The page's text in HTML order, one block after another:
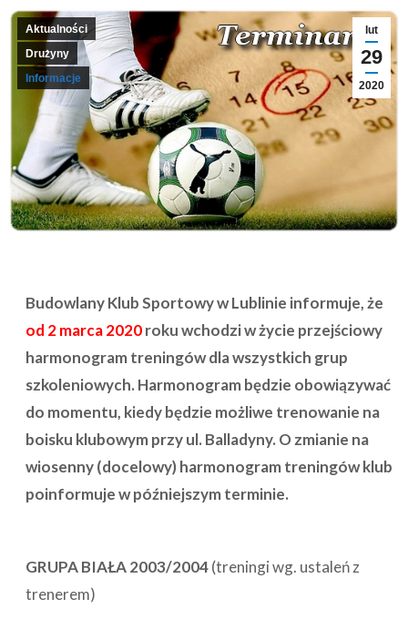
lut
29
2020
Aktualności
Drużyny
Informacje
Budowlany Klub Sportowy w Lublinie informuje, że
od 2 marca 2020roku wchodzi w życie przejściowy
harmonogram treningów dla wszystkich grup
szkoleniowych. Harmonogram będzie obowiązywać
do momentu, kiedy będzie możliwe trenowanie na
boisku klubowym przy ul. Balladyny. O zmianie na
wiosenny (docelowy) harmonogram treningów klub
poinformuje w późniejszym terminie.
GRUPA BIAŁA 2003/2004(treningi wg. ustaleń z
trenerem)